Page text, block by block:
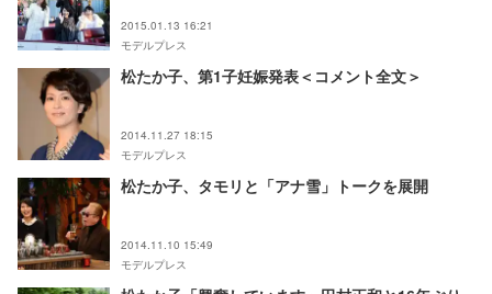
2015.01.13 16:21
モデルプレス
松たか子、第1子妊娠発表＜コメント全文＞
2014.11.27 18:15
モデルプレス
松たか子、タモリと「アナ雪」トークを展開
2014.11.10 15:49
モデルプレス